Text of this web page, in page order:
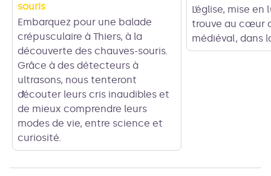
souris
Embarquez pour une balade
crépusculaire à Thiers, à la
découverte des chauves-souris.
Grâce à des détecteurs à
ultrasons, nous tenteront
d’écouter leurs cris inaudibles et
de mieux comprendre leurs
modes de vie, entre science et
curiosité.
L’église, mise
trouve au cœur
médiéval, dans